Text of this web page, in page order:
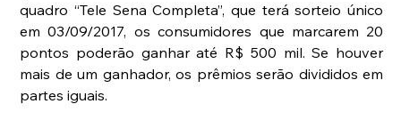
quadro “Tele Sena Completa”, que terá sorteio único
em 03/09/2017, os consumidores que marcarem 20
pontos poderão ganhar até R$ 500 mil. Se houver
mais de um ganhador, os prêmios serão divididos em
partes iguais.